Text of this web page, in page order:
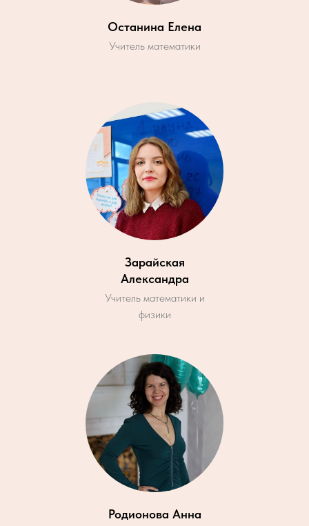
Останина Елена
Учитель математики
Зарайская
Александра
Учитель математики и
физики
Родионова Анна